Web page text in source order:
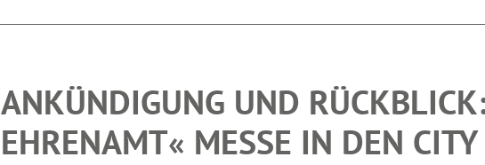
ANKÜNDIGUNG UND
EHRENAMT« MESSE IN DEN